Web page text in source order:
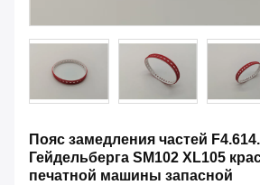
Пояс замедления частей
Гейдельберга SM102 XL105
печатной машины запасной